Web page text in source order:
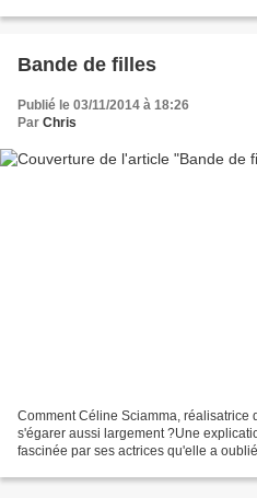
Bande de filles
Publié le 03/11/2014 à 18:26
Par Chris
Comment Céline Sciamma, réalisatrice
s'égarer aussi largement ?Une
fascinée par ses actrices qu'elle a